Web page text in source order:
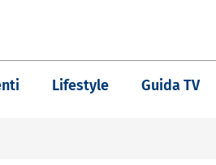
Lifestyle Guida TV